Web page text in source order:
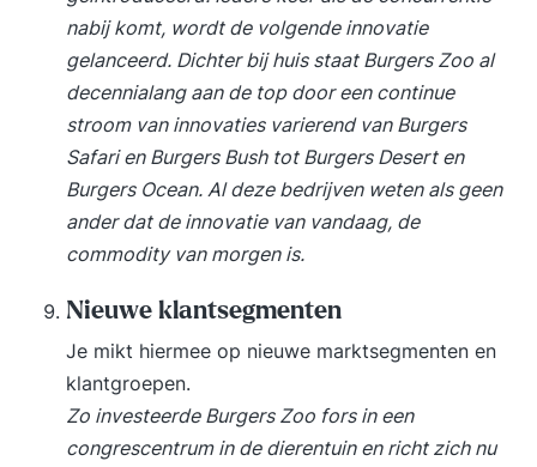
nabij komt, wordt de volgende innovatie
gelanceerd. Dichter bij huis staat Burgers Zoo al
decennialang aan de top door een continue
stroom van innovaties varierend van Burgers
Safari en Burgers Bush tot Burgers Desert en
Burgers Ocean. Al deze bedrijven weten als geen
ander dat de innovatie van vandaag, de
commodity van morgen is.
Nieuwe klantsegmenten
Je mikt hiermee op nieuwe marktsegmenten en
klantgroepen.
Zo investeerde Burgers Zoo fors in een
congrescentrum in de dierentuin en richt zich nu